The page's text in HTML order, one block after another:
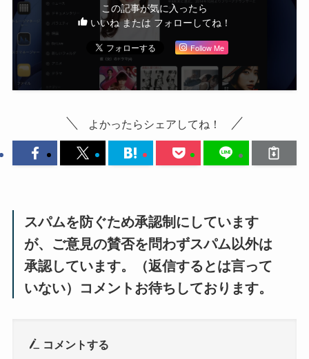
この記事が気に入ったら
いいね または フォローしてね！
Follow Me
よかったらシェアしてね！
スパムを防ぐため承認制にしています
が、ご意見の賛否を問わずスパム以外は
承認しています。（返信するとは言って
いない）コメントお待ちしております。
コメントする